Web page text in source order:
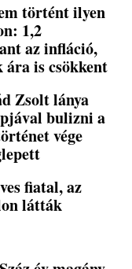
történt ilyen
1,2
az infláció,
ára is csökkent
Zsolt lánya
bulizni a
vége
fiatal, az
látták